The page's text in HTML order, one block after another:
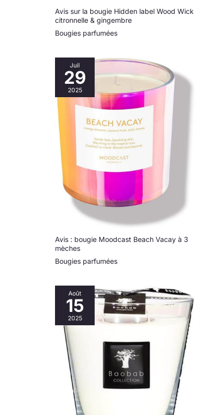
vous plaisir ou
offrez à un être cher
de pure indulgence
et de charme.
Service après-vente
- Notre
engagement
s'étend au-delà de
la fourniture de
produits
impeccables. Nous
offrons également
aux acheteurs une
vente complète. Si
vous rencontrez
une insatisfaction
dans un délai de 1
réception du
Soyez assuré, nous
nous engageons à
vous offrir la
solution la plus
Avis sur la bougie Hidden label Wood Wick
citronnelle & gingembre
Bougies parfumées
Juil
29
2025
Avis : bougie Moodcast Beach Vacay à 3
mèches
Bougies parfumées
Août
15
2025